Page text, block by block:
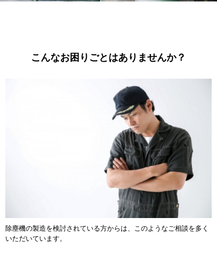
こんなお困りごとはありませんか？
除塵機の製造を検討されている方からは、このようなご相談を多く
いただいています。